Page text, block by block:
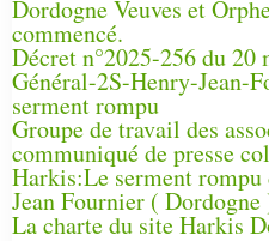
Dordogne Veuves et
commencé.
Décret n°2025-256 du 20
Général-2S-Henry-Jean-
serment rompu
Groupe de travail des
communiqué de presse
Harkis:Le serment
Jean Fournier ( Dordogne
La charte du site Harkis